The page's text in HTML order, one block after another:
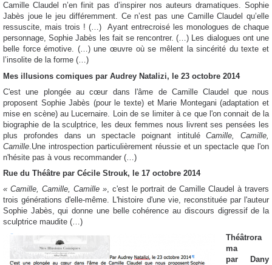
Camille Claudel n’en finit pas d’inspirer nos auteurs dramatiques. Sophie
Jabès joue le jeu différemment. Ce n’est pas une Camille Claudel qu’elle
ressuscite, mais trois ! (…) Ayant entrecroisé les monologues de chaque
personnage, Sophie Jabès les fait se rencontrer. (…) Les dialogues ont une
belle force émotive. (…) une œuvre où se mêlent la sincérité du texte et
l’insolite de la forme (…)
Mes illusions comiques par Audrey Natalizi, le 23 octobre 2014
C'est une plongée au cœur dans l'âme de Camille Claudel que nous
proposent Sophie Jabès (pour le texte) et Marie Montegani (adaptation et
mise en scène) au Lucernaire. Loin de se limiter à ce que l'on connait de la
biographie de la sculptrice, les deux femmes nous livrent ses pensées les
plus profondes dans un spectacle poignant intituléCamille, Camille,
Camille .Une introspection particulièrement réussie et un spectacle que l'on
n'hésite pas à vous recommander (…)
Rue du Théâtre par Cécile Strouk, le 17 octobre 2014
« Camille, Camille, Camille », c'est le portrait de Camille Claudel à travers
trois générations d'elle-même. L'histoire d'une vie, reconstituée par l'auteur
Sophie Jabès, qui donne une belle cohérence au discours digressif de la
sculptrice maudite (…)
Théâtrora
ma
par Dany